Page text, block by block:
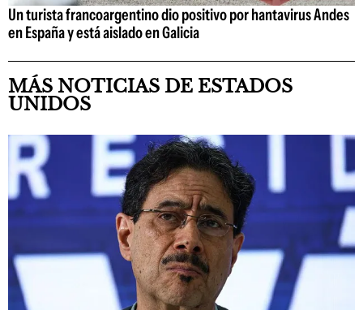
Un turista francoargentino dio positivo por hantavirus Andes
en España y está aislado en Galicia
MÁS NOTICIAS DE ESTADOS
UNIDOS